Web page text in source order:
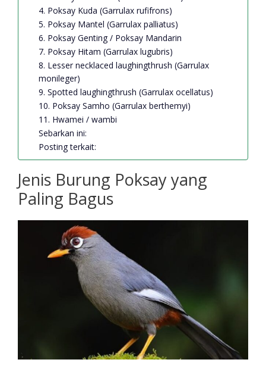
4. Poksay Kuda (Garrulax rufifrons)
5. Poksay Mantel (Garrulax palliatus)
6. Poksay Genting / Poksay Mandarin
7. Poksay Hitam (Garrulax lugubris)
8. Lesser necklaced laughingthrush (Garrulax
monileger)
9. Spotted laughingthrush (Garrulax ocellatus)
10. Poksay Samho (Garrulax berthemyi)
11. Hwamei / wambi
Sebarkan ini:
Posting terkait:
Jenis Burung Poksay yang
Paling Bagus